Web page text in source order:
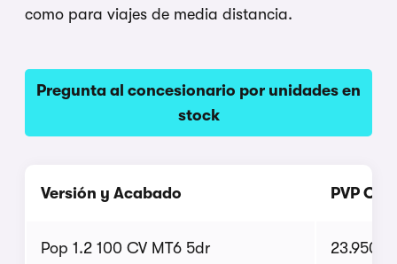
como para viajes de media distancia.
Pregunta al concesionario por unidades en
stock
Versión y Acabado PVP
Pop 1.2 100 CV MT6 5dr 23.950 €